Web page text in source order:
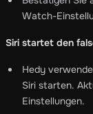
Watch-
Siri startet den
Hedy
Siri starten.
Einstellungen.